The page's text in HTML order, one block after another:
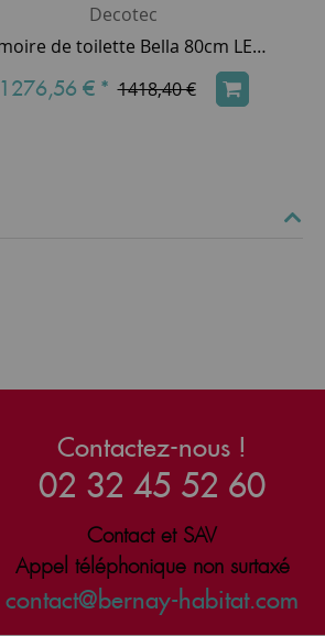
Decotec
Armoire de toilette Bella 80cm LED 27,21W 3 portes miroir / Laque au choix - DECOTEC Réf. 1309301
1276,56 € * 1418,40 €
Contactez-nous !
02 32 45 52 60
Contact et SAV
Appel téléphonique non surtaxé
contact@bernay-habitat.com